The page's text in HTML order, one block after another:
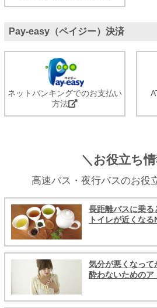
Pay-easy（ペイジー）決済
ネットバンキングでのお支払い
方法
＼お役立ち
高速バス・夜行バスのお役
長距離バスに乗る
トイレが近くなる
気分が悪くなって
酔わないためのア